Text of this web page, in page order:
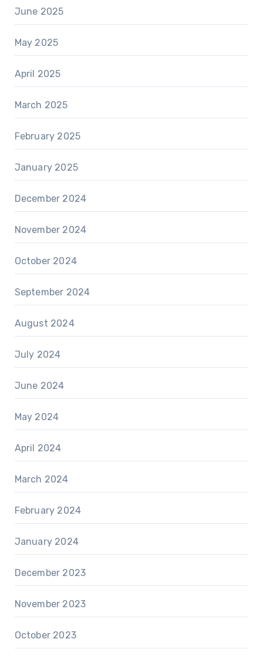
June 2025
May 2025
April 2025
March 2025
February 2025
January 2025
December 2024
November 2024
October 2024
September 2024
August 2024
July 2024
June 2024
May 2024
April 2024
March 2024
February 2024
January 2024
December 2023
November 2023
October 2023